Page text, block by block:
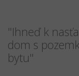
"Ihneď k
dom s
bytu"